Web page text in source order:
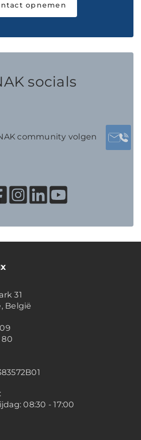
opnemen
socials
community volgen
31
België
80
08:30 - 17:00